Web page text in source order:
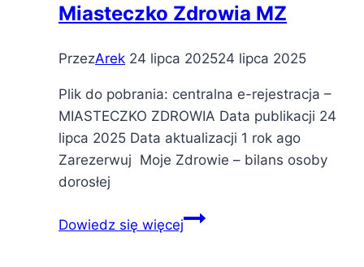
Miasteczko Zdrowia MZ
PrzezArek 24 lipca 202524 lipca 2025
Plik do pobrania: centralna e-rejestracja –
MIASTECZKO ZDROWIA Data publikacji 24
lipca 2025 Data aktualizacji 1 rok ago
Zarezerwuj Moje Zdrowie – bilans osoby
dorosłej
Dowiedz się więcejCentralna